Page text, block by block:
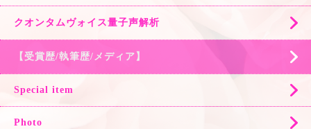
クオンタムヴォイス量子声解析
【受賞歴/執筆歴/メディア】
Special item
Photo